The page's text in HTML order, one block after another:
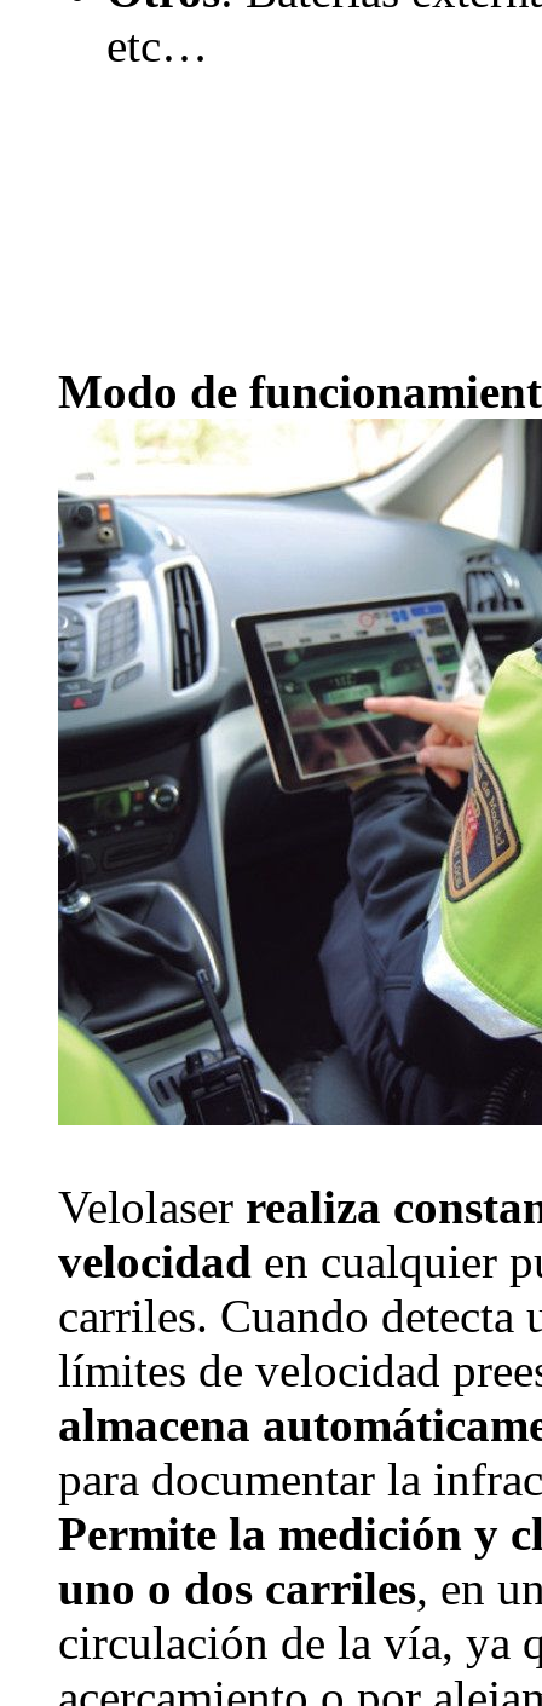
etc…
Modo de
Velolaser realiza
velocidad en cualquier
carriles. Cuando detecta
límites de velocidad
almacena
para documentar la
Permite la medición y
uno o dos carriles, en
circulación de la vía, ya